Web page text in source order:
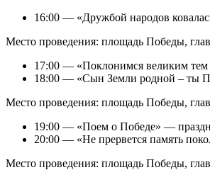
16:00 — «Дружбой народов
Место проведения: площадь Победы,
17:00 — «Поклонимся великим тем
18:00 — «Сын Земли родной – ты
Место проведения: площадь Победы,
19:00 — «Поем о Победе» —
20:00 — «Не прервется память
Место проведения: площадь Победы,